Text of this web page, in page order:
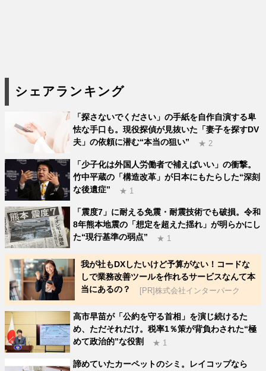
シェアランキング
「探さないでください」の手紙を自作自演する卑
怯な手口も。現役探偵が見抜いた「妻子を探すDV
夫」の依頼に潜む“本当の狙い”
★ 2
「少子化は外国人労働者で補えばいい」の衝撃。
竹中平蔵の「構造改革」が日本にもたらした“深刻
な後遺症”
★ 1
「震度7」に耐える免震・耐震技術でも破損。令和
8年熊本地震の「想定を超えた揺れ」が明らかにし
た“現行基準の弱点”
★ 1
我が社もDXしたいけど予算がない！コードな
しで業務改善ツールを作れるサービスなんて本
当にあるの？
[PR]株式会社インターパーク
高市早苗が「公約を守る首相」を演じ続けるた
め、ただそれだけ。税率1％策が背負わされた“極
めて政治的”な役割
★ 1
諦めていたカーペットのシミ。レイコップなら